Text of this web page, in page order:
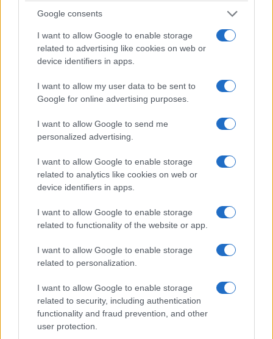
Google consents
I want to allow Google to enable storage
related to advertising like cookies on web or
device identifiers in apps.
I want to allow my user data to be sent to
Google for online advertising purposes.
I want to allow Google to send me
personalized advertising.
I want to allow Google to enable storage
related to analytics like cookies on web or
device identifiers in apps.
I want to allow Google to enable storage
related to functionality of the website or app.
I want to allow Google to enable storage
related to personalization.
I want to allow Google to enable storage
related to security, including authentication
functionality and fraud prevention, and other
user protection.
che non è). Dunque rientrante nella eccezione del
fondo-cieco. Perciò, non ha ratificato UNCLOS.
Per conseguenza, Teheran pretenderebbe si
applichi il regime del “passaggio innocente” (45-
UNCLOS): (a) i sottomarini devono navigare in
superficie e mostrare bandiera; (b) nessun diritto
automatico di sorvolo; (c) gli Stati costieri possono
informazioni, sospendere il passaggio in caso di
attività considerate non innocenti (es. navi da
è pure la suaentry positionnegoziale: quest’ultima
essendo apparentemente meno ambiziosa.